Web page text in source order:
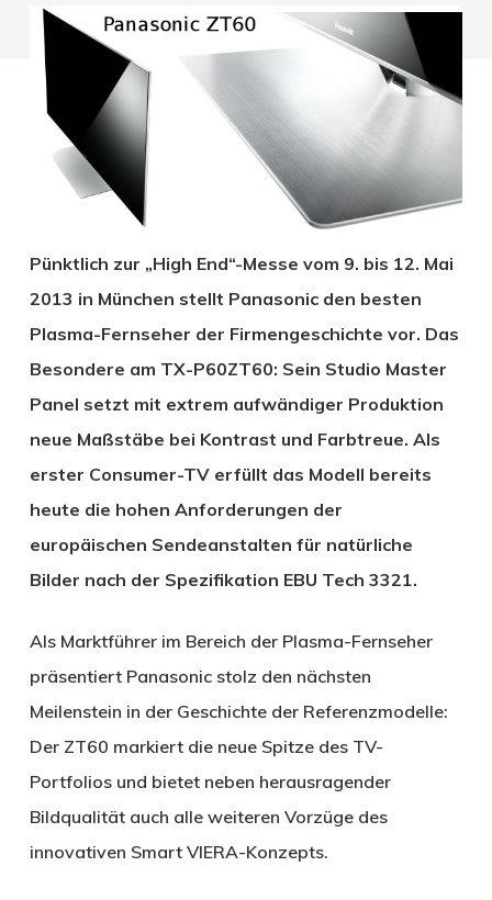
Pünktlich zur „High End“-Messe vom 9. bis 12. Mai
2013 in München stellt Panasonic den besten
Plasma-Fernseher der Firmengeschichte vor. Das
Besondere am TX-P60ZT60: Sein Studio Master
Panel setzt mit extrem aufwändiger Produktion
neue Maßstäbe bei Kontrast und Farbtreue. Als
erster Consumer-TV erfüllt das Modell bereits
heute die hohen Anforderungen der
europäischen Sendeanstalten für natürliche
Bilder nach der Spezifikation EBU Tech 3321.
Als Marktführer im Bereich der Plasma-Fernseher
präsentiert Panasonic stolz den nächsten
Meilenstein in der Geschichte der Referenzmodelle:
Der ZT60 markiert die neue Spitze des TV-
Portfolios und bietet neben herausragender
Bildqualität auch alle weiteren Vorzüge des
innovativen Smart VIERA-Konzepts.